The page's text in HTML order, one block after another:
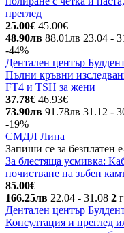
преглед
25.00€ 45.00€
48.90лв 88.01лв 23.04 -
-44%
Дентален център
Пълни кръвни
FT4 и TSH за жени
37.78€ 46.93€
73.90лв 91.78лв 31.12 -
-19%
СМДЛ Лина
Запиши се за безплатен
За блестяща усмивка:
почистване на зъбен
85.00€
166.25лв 22.04 - 31.08 2
Дентален център
Консултация и преглед